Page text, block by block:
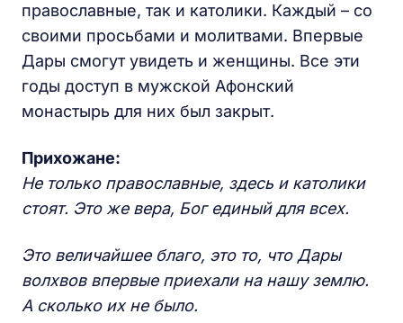
православные, так и католики. Каждый – со
своими просьбами и молитвами. Впервые
Дары смогут увидеть и женщины. Все эти
годы доступ в мужской Афонский
монастырь для них был закрыт.
Прихожане:
Не только православные, здесь и католики
стоят. Это же вера, Бог единый для всех.
Это величайшее благо, это то, что Дары
волхвов впервые приехали на нашу землю.
А сколько их не было.